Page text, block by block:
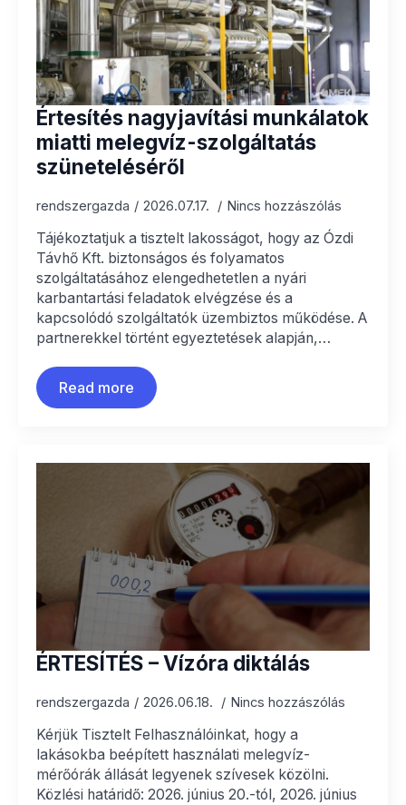
Értesítés nagyjavítási munkálatok
miatti melegvíz-szolgáltatás
szüneteléséről
rendszergazda 2026.07.17. Nincs hozzászólás
Tájékoztatjuk a tisztelt lakosságot, hogy az Ózdi
Távhő Kft. biztonságos és folyamatos
szolgáltatásához elengedhetetlen a nyári
karbantartási feladatok elvégzése és a
kapcsolódó szolgáltatók üzembiztos működése. A
partnerekkel történt egyeztetések alapján,…
Read more
ÉRTESÍTÉS – Vízóra diktálás
rendszergazda 2026.06.18. Nincs hozzászólás
Kérjük Tisztelt Felhasználóinkat, hogy a
lakásokba beépített használati melegvíz-
mérőórák állását legyenek szívesek közölni.
Közlési határidő: 2026. június 20.-tól, 2026. június